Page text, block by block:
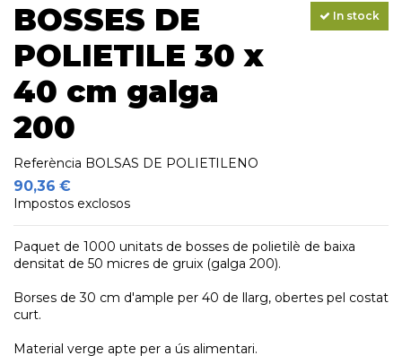
BOSSES DE
POLIETILE 30 x
40 cm galga
200
Referència BOLSAS DE POLIETILENO
In stock
90,36 €
Impostos exclosos
Paquet de 1000 unitats de bosses de polietilè de baixa
densitat de 50 micres de gruix (galga 200).
Borses de 30 cm d'ample per 40 de llarg, obertes pel costat
curt.
Material verge apte per a ús alimentari.